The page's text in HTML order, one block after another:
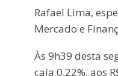
Rafael Lima,
Mercado e
Às 9h39 desta
caía 0,22%, aos